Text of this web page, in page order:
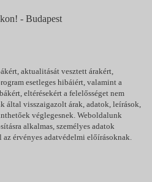
- Budapest
aktualitását vesztett árakért,
esetleges hibáiért, valamint a
eltérésekért a felelősséget nem
visszaigazolt árak, adatok, leírások,
véglegesnek. Weboldalunk
alkalmas, személyes adatok
érvényes adatvédelmi előírásoknak.